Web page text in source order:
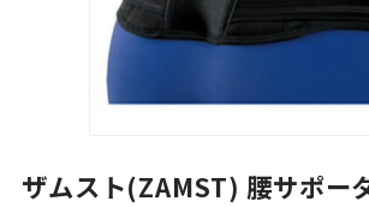
ザムスト(ZAMST) 腰サポー